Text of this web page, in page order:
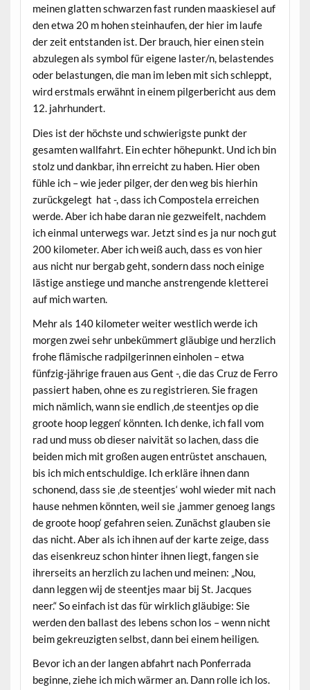
meinen glatten schwarzen fast runden maaskiesel auf
den etwa 20 m hohen steinhaufen, der hier im laufe
der zeit entstanden ist. Der brauch, hier einen stein
abzulegen als symbol für eigene laster/n, belastendes
oder belastungen, die man im leben mit sich schleppt,
wird erstmals erwähnt in einem pilgerbericht aus dem
12. jahrhundert.
Dies ist der höchste und schwierigste punkt der
gesamten wallfahrt. Ein echter höhepunkt. Und ich bin
stolz und dankbar, ihn erreicht zu haben. Hier oben
fühle ich – wie jeder pilger, der den weg bis hierhin
zurückgelegt hat -, dass ich Compostela erreichen
werde. Aber ich habe daran nie gezweifelt, nachdem
ich einmal unterwegs war. Jetzt sind es ja nur noch gut
200 kilometer. Aber ich weiß auch, dass es von hier
aus nicht nur bergab geht, sondern dass noch einige
lästige anstiege und manche anstrengende kletterei
auf mich warten.
Mehr als 140 kilometer weiter westlich werde ich
morgen zwei sehr unbekümmert gläubige und herzlich
frohe flämische radpilgerinnen einholen – etwa
fünfzig-jährige frauen aus Gent -, die das Cruz de Ferro
passiert haben, ohne es zu registrieren. Sie fragen
mich nämlich, wann sie endlich ‚de steentjes op die
groote hoop leggen‘ könnten. Ich denke, ich fall vom
rad und muss ob dieser naivität so lachen, dass die
beiden mich mit großen augen entrüstet anschauen,
bis ich mich entschuldige. Ich erkläre ihnen dann
schonend, dass sie ‚de steentjes‘ wohl wieder mit nach
hause nehmen könnten, weil sie ‚jammer genoeg langs
de groote hoop‘ gefahren seien. Zunächst glauben sie
das nicht. Aber als ich ihnen auf der karte zeige, dass
das eisenkreuz schon hinter ihnen liegt, fangen sie
ihrerseits an herzlich zu lachen und meinen: „Nou,
dann leggen wij de steentjes maar bij St. Jacques
neer.“ So einfach ist das für wirklich gläubige: Sie
werden den ballast des lebens schon los – wenn nicht
beim gekreuzigten selbst, dann bei einem heiligen.
Bevor ich an der langen abfahrt nach Ponferrada
beginne, ziehe ich mich wärmer an. Dann rolle ich los.